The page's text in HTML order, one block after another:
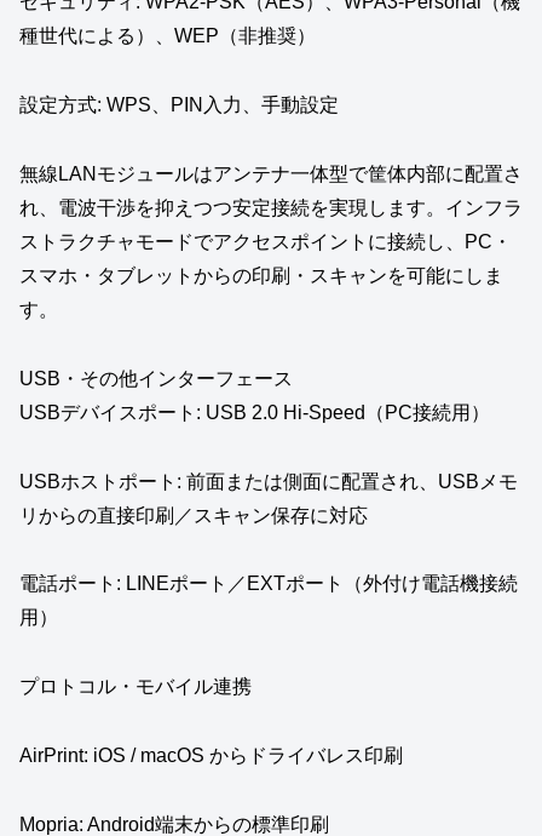
種世代による）、WEP（非推奨）
設定方式: WPS、PIN入力、手動設定
無線LANモジュールはアンテナ一体型で筐体内部に配置さ
れ、電波干渉を抑えつつ安定接続を実現します。インフラ
ストラクチャモードでアクセスポイントに接続し、PC・
スマホ・タブレットからの印刷・スキャンを可能にしま
す。
USB・その他インターフェース
USBデバイスポート: USB 2.0 Hi-Speed（PC接続用）
USBホストポート: 前面または側面に配置され、USBメモ
リからの直接印刷／スキャン保存に対応
電話ポート: LINEポート／EXTポート（外付け電話機接続
用）
プロトコル・モバイル連携
AirPrint: iOS / macOS からドライバレス印刷
Mopria: Android端末からの標準印刷